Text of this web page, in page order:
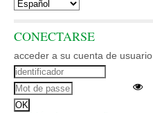
CONECTARSE
acceder a su cuenta de usuario